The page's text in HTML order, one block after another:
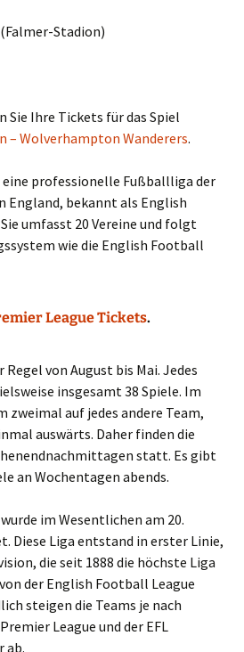
Stadion)
Sie Ihre Tickets für das Spiel
– Wolverhampton Wanderers.
eine professionelle Fußballliga der
England, bekannt als English
umfasst 20 Vereine und folgt
wie die English Football
League Tickets.
Regel von August bis Mai. Jedes
insgesamt 38 Spiele. Im
zweimal auf jedes andere Team,
auswärts. Daher finden die
statt. Es gibt
an Wochentagen abends.
im Wesentlichen am 20.
Diese Liga entstand in erster Linie,
die seit 1888 die höchste Liga
der English Football League
steigen die Teams je nach
League und der EFL
ab.